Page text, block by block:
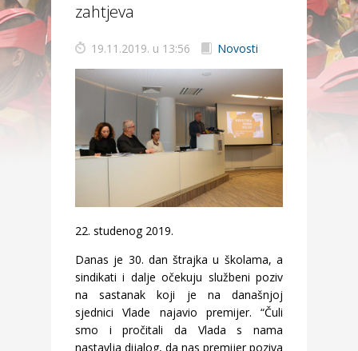
zahtjeva
19.11.2019. u 13:56 Novosti
22. studenog 2019.
Danas je 30. dan štrajka u školama, a
sindikati i dalje očekuju službeni poziv
na sastanak koji je na današnjoj
sjednici Vlade najavio premijer. “Čuli
smo i pročitali da Vlada s nama
nastavlja dijalog, da nas premijer poziva